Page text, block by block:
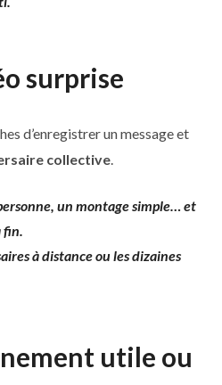
surprise
d’enregistrer un message et
collective.
un montage simple… et
fin.
à distance ou les dizaines
utile ou